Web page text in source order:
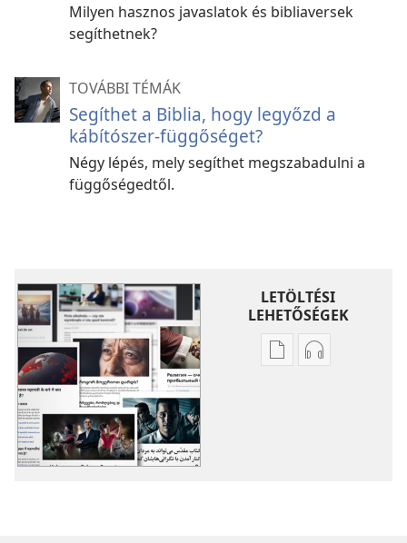
Milyen hasznos javaslatok és bibliaversek
segíthetnek?
TOVÁBBI TÉMÁK
Segíthet a Biblia, hogy legyőzd a
kábítószer-függőséget?
Négy lépés, mely segíthet megszabadulni a
függőségedtől.
LETÖLTÉSI
LEHETŐSÉGEK
Kiadványok